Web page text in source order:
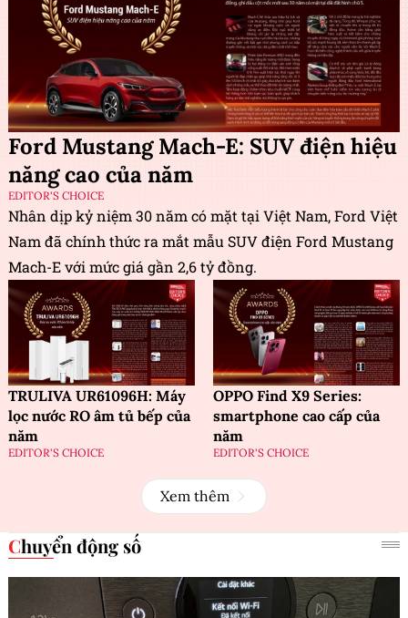
Ford Mustang Mach-E: SUV điện hiệu
năng cao của năm
EDITOR'S CHOICE
Nhân dịp kỷ niệm 30 năm có mặt tại Việt Nam, Ford Việt
Nam đã chính thức ra mắt mẫu SUV điện Ford Mustang
Mach-E với mức giá gần 2,6 tỷ đồng.
TRULIVA UR61096H: Máy
lọc nước RO âm tủ bếp của
năm
EDITOR'S CHOICE
OPPO Find X9 Series:
smartphone cao cấp của
năm
EDITOR'S CHOICE
Xem thêm
Chuyển động số